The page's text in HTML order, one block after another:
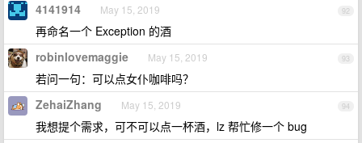
92
4141914 May 15, 2019
再命名一个 Exception 的酒
93
robinlovemaggie May 15, 2019
若问一句：可以点女仆咖啡吗？
94
ZehaiZhang May 15, 2019
我想提个需求，可不可以点一杯酒，lz 帮忙修一个 bug